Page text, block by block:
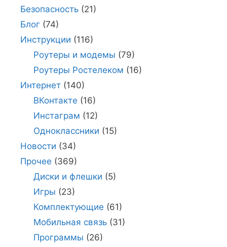
Безопасность (21)
Блог (74)
Инструкции (116)
Роутеры и модемы (79)
Роутеры Ростелеком (16)
Интернет (140)
ВКонтакте (16)
Инстаграм (12)
Одноклассники (15)
Новости (34)
Прочее (369)
Диски и флешки (5)
Игры (23)
Комплектующие (61)
Мобильная связь(31)
Программы (26)